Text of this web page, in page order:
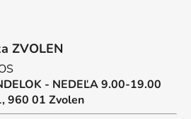
ZVOLEN
- NEDEĽA 9.00-19.00
960 01 Zvolen